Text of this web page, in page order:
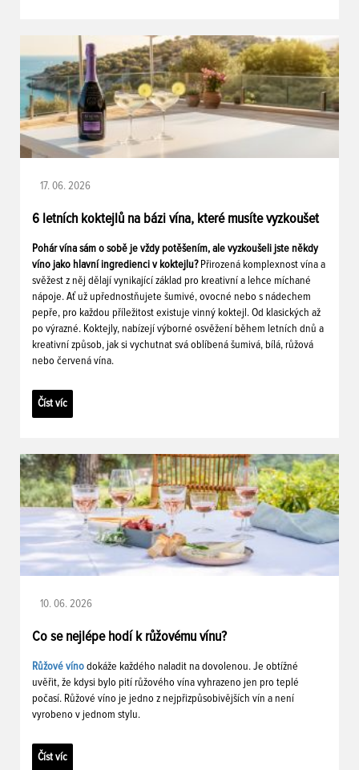
17. 06. 2026
6 letních koktejlů na bázi vína, které musíte vyzkoušet
Pohár vína sám o sobě je vždy potěšením, ale vyzkoušeli jste někdy
víno jako hlavní ingredienci v koktejlu? Přirozená komplexnost vína a
svěžest z něj dělají vynikající základ pro kreativní a lehce míchané
nápoje. Ať už upřednostňujete šumivé, ovocné nebo s nádechem
pepře, pro každou příležitost existuje vinný koktejl. Od klasických až
po výrazné. Koktejly, nabízejí výborné osvěžení během letních dnů a
kreativní způsob, jak si vychutnat svá oblíbená šumivá, bílá, růžová
nebo červená vína.
Číst víc
10. 06. 2026
Co se nejlépe hodí k růžovému vínu?
Růžové víno dokáže každého naladit na dovolenou. Je obtížné
uvěřit, že kdysi bylo pití růžového vína vyhrazeno jen pro teplé
počasí. Růžové víno je jedno z nejpřizpůsobivějších vín a není
vyrobeno v jednom stylu.
Číst víc